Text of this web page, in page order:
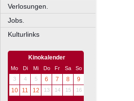
Verlosungen.
Jobs.
Kulturlinks
Kinokalender
Mo Di Mi Do Fr Sa
So
3
4 5 6 7 8
9
10
11 12 13 14 15 16